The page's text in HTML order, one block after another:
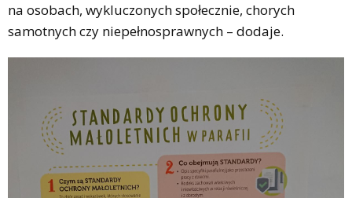
na osobach, wykluczonych społecznie, chorych
samotnych czy niepełnosprawnych – dodaje.